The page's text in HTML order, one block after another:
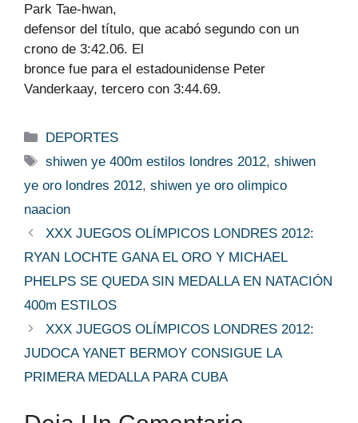
Park Tae-hwan,
defensor del título, que acabó segundo con un
crono de 3:42.06. El
bronce fue para el estadounidense Peter
Vanderkaay, tercero con 3:44.69.
Categorías
DEPORTES
Etiquetas
shiwen ye 400m estilos londres 2012,shiwen
ye oro londres 2012, shiwen ye oro olimpico
naacion
XXX JUEGOS OLÍMPICOS LONDRES 2012:
RYAN LOCHTE GANA EL ORO Y MICHAEL
PHELPS SE QUEDA SIN MEDALLA EN NATACIÓN
400m ESTILOS
XXX JUEGOS OLÍMPICOS LONDRES 2012:
JUDOCA YANET BERMOY CONSIGUE LA
PRIMERA MEDALLA PARA CUBA